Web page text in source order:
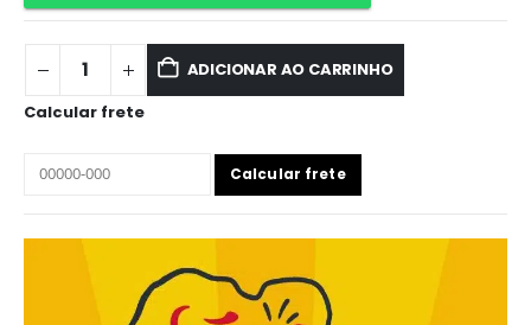
ADICIONAR AO CARRINHO
Calcular frete